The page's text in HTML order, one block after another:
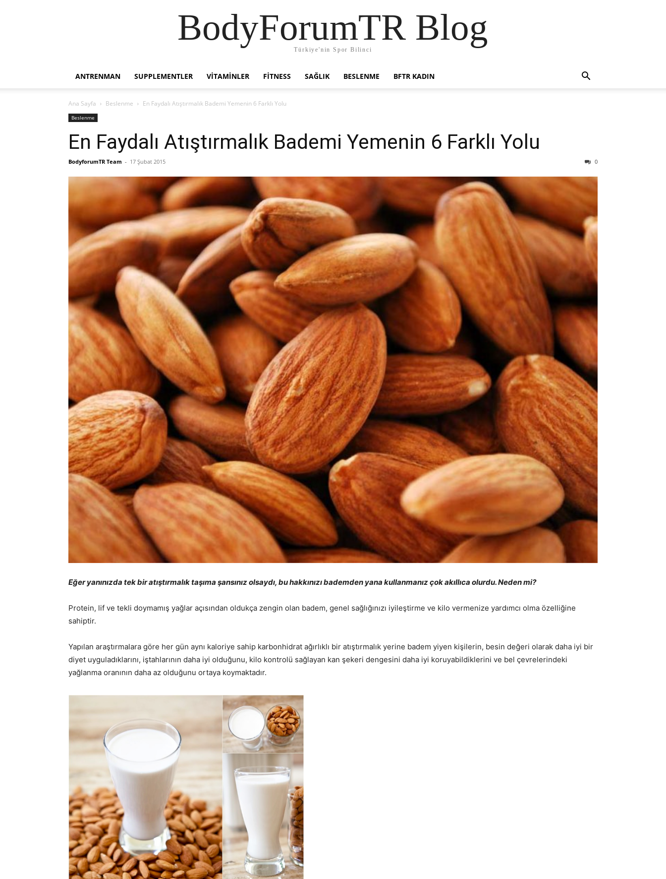
BodyForumTR Blog
Türkiye'nin Spor Bilinci
ANTRENMAN SUPPLEMENTLER VITAMINLER FITNESS SAĞLIK BESLENME BFTR KADIN
Ana Sayfa Beslenme En Faydalı Atıştırmalık Bademi Yemenin 6 Farklı Yolu
Beslenme
En Faydalı Atıştırmalık Bademi Yemenin 6 Farklı Yolu
BodyforumTR Team - 17 Şubat 2015 0
Eğer yanınızda tek bir atıştırmalık taşıma şansınız olsaydı, bu hakkınızı bademden yana kullanmanız çok akıllıca olurdu. Neden mi?
Protein, lif ve tekli doymamış yağlar açısından oldukça zengin olan badem, genel sağlığınızı iyileştirme ve kilo vermenize yardımcı olma özelliğine
sahiptir.
Yapılan araştırmalara göre her gün aynı kaloriye sahip karbonhidrat ağırlıklı bir atıştırmalık yerine badem yiyen kişilerin, besin değeri olarak daha iyi bir
diyet uyguladıklarını, iştahlarının daha iyi olduğunu, kilo kontrolü sağlayan kan şekeri dengesini daha iyi koruyabildiklerini ve bel çevrelerindeki
yağlanma oranının daha az olduğunu ortaya koymaktadır.